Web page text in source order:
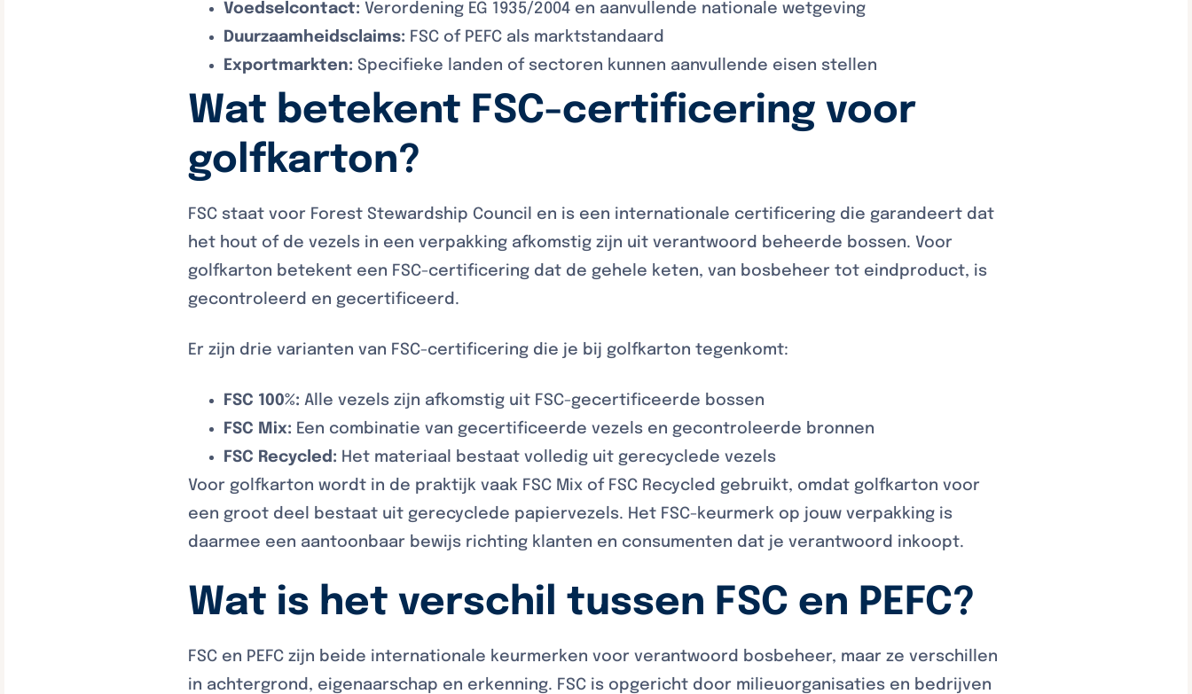
Voedselcontact: Verordening EG 1935/2004 en aanvullende nationale wetgeving
Duurzaamheidsclaims: FSC of PEFC als marktstandaard
Exportmarkten: Specifieke landen of sectoren kunnen aanvullende eisen stellen
Wat betekent FSC-certificering voor
golfkarton?
FSC staat voor Forest Stewardship Council en is een internationale certificering die garandeert dat
het hout of de vezels in een verpakking afkomstig zijn uit verantwoord beheerde bossen. Voor
golfkarton betekent een FSC-certificering dat de gehele keten, van bosbeheer tot eindproduct, is
gecontroleerd en gecertificeerd.
Er zijn drie varianten van FSC-certificering die je bij golfkarton tegenkomt:
FSC 100%: Alle vezels zijn afkomstig uit FSC-gecertificeerde bossen
FSC Mix: Een combinatie van gecertificeerde vezels en gecontroleerde bronnen
FSC Recycled: Het materiaal bestaat volledig uit gerecyclede vezels
Voor golfkarton wordt in de praktijk vaak FSC Mix of FSC Recycled gebruikt, omdat golfkarton voor
een groot deel bestaat uit gerecyclede papiervezels. Het FSC-keurmerk op jouw verpakking is
daarmee een aantoonbaar bewijs richting klanten en consumenten dat je verantwoord inkoopt.
Wat is het verschil tussen FSC en PEFC?
FSC en PEFC zijn beide internationale keurmerken voor verantwoord bosbeheer, maar ze verschillen
in achtergrond, eigenaarschap en erkenning. FSC is opgericht door milieuorganisaties en bedrijven